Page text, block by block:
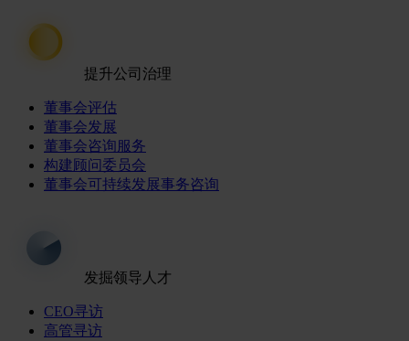
提升公司治理
董事会评估
董事会发展
董事会咨询服务
构建顾问委员会
董事会可持续发展事务咨询
发掘领导人才
CEO寻访
高管寻访